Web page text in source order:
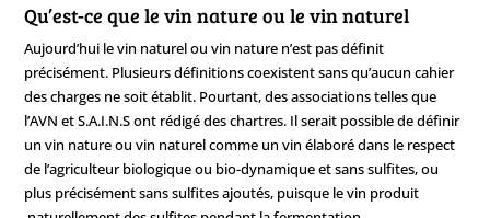
Qu’est-ce que le vin nature ou le vin naturel
Aujourd’hui le vin naturel ou vin nature n’est pas définit
précisément. Plusieurs définitions coexistent sans qu’aucun cahier
des charges ne soit établit. Pourtant, des associations telles que
l’AVN et S.A.I.N.S ont rédigé des chartres. Il serait possible de définir
un vin nature ou vin naturel comme un vin élaboré dans le respect
de l’agriculteur biologique ou bio-dynamique et sans sulfites, ou
plus précisément sans sulfites ajoutés, puisque le vin produit